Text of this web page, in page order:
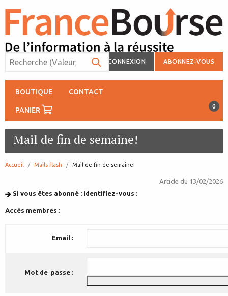
CONNEXION ABONNEZ-VOUS
BOUTIQUE CONTACT
PANIER 0
Mail de fin de semaine!
Accueil Mails flash page:
Mail de fin de semaine!
Article du 13/02/2026
Si vous êtes abonné : identifiez-vous :
Accès membres :
Email :
Mot de passe :